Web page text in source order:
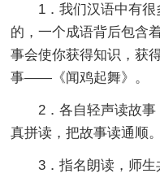
1．我们汉语中有
的，一个成语背后包含
事会使你获得知识，获
事——《闻鸡起舞》。
2．各自轻声读故
真拼读，把故事读通顺。
3．指名朗读，师生